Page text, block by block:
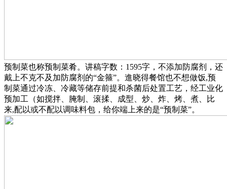
预制菜也称预制菜肴。讲稿字数：1595字，不添加防腐剂，还
戴上不克不及加防腐剂的“金箍”。進晓得餐馆也不想做饭,预
制菜通过冷冻、冷藏等储存前提和杀菌后处置工艺，经工业化
预加工（如搅拌、腌制、滚揉、成型、炒、炸、烤、煮、比
来,配以或不配以调味料包，给你端上来的是“预制菜”。